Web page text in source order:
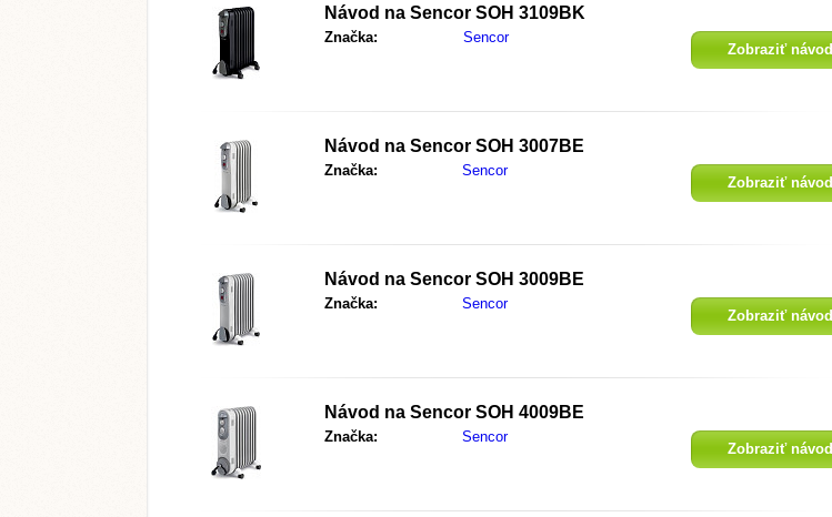
Návod na Sencor SOH 3109BK
Značka: Sencor
Zobraziť návod
Návod na Sencor SOH 3007BE
Značka: Sencor
Zobraziť návod
Návod na Sencor SOH 3009BE
Značka: Sencor
Zobraziť návod
Návod na Sencor SOH 4009BE
Značka: Sencor
Zobraziť návod